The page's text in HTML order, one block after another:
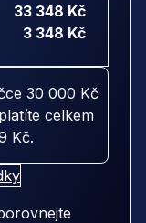
33 348 Kč
3 348 Kč
30 000 Kč
celkem
Kč.